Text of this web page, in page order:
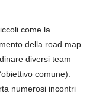
come la
della road map
diversi team
comune).
numerosi incontri